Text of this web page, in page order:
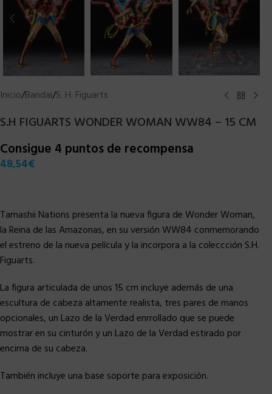
Inicio/Bandai/S. H. Figuarts
S.H FIGUARTS WONDER WOMAN WW84 – 15 CM
Consigue 4 puntos de recompensa
48,54€
Tamashii Nations presenta la nueva figura de Wonder Woman,
la Reina de las Amazonas, en su versión WW84 conmemorando
el estreno de la nueva película y la incorpora a la coleccción S.H.
Figuarts.
La figura articulada de unos 15 cm incluye además de una
escultura de cabeza altamente realista, tres pares de manos
opcionales, un Lazo de la Verdad enrrollado que se puede
mostrar en su cinturón y un Lazo de la Verdad estirado por
encima de su cabeza.
También incluye una base soporte para exposición.